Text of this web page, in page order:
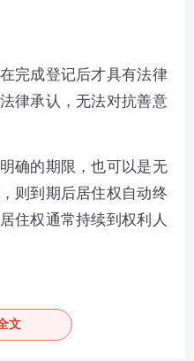
完成登记后才具有法律
律承认，无法对抗善意
确的期限，也可以是无
则到期后居住权自动终
住权通常持续到权利人
，防止其被滥用。
文